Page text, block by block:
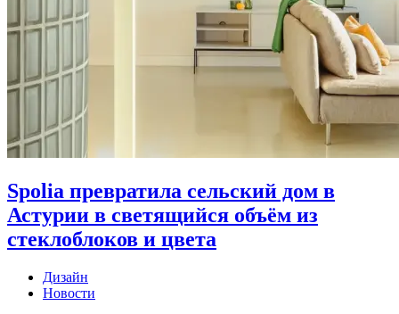
Spolia превратила сельский дом в
Астурии в светящийся объём из
стеклоблоков и цвета
Дизайн
Новости